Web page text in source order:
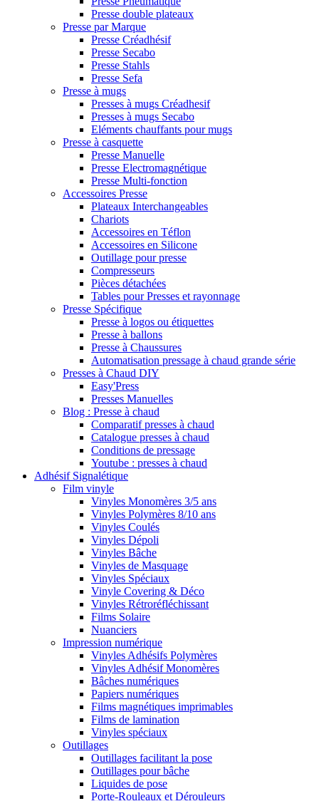
Presse double plateaux
Presse par Marque
Presse Créadhésif
Presse Secabo
Presse Stahls
Presse Sefa
Presse à mugs
Presses à mugs Créadhesif
Presses à mugs Secabo
Eléments chauffants pour mugs
Presse à casquette
Presse Manuelle
Presse Electromagnétique
Presse Multi-fonction
Accessoires Presse
Plateaux Interchangeables
Chariots
Accessoires en Téflon
Accessoires en Silicone
Outillage pour presse
Compresseurs
Pièces détachées
Tables pour Presses et rayonnage
Presse Spécifique
Presse à logos ou étiquettes
Presse à ballons
Presse à Chaussures
Automatisation pressage à chaud grande série
Presses à Chaud DIY
Easy'Press
Presses Manuelles
Blog : Presse à chaud
Comparatif presses à chaud
Catalogue presses à chaud
Conditions de pressage
Youtube : presses à chaud
Adhésif Signalétique
Film vinyle
Vinyles Monomères 3/5 ans
Vinyles Polymères 8/10 ans
Vinyles Coulés
Vinyles Dépoli
Vinyles Bâche
Vinyles de Masquage
Vinyles Spéciaux
Vinyle Covering & Déco
Vinyles Rétroréfléchissant
Films Solaire
Nuanciers
Impression numérique
Vinyles Adhésifs Polymères
Vinyles Adhésif Monomères
Bâches numériques
Papiers numériques
Films magnétiques imprimables
Films de lamination
Vinyles spéciaux
Outillages
Outillages facilitant la pose
Outillages pour bâche
Liquides de pose
Porte-Rouleaux et Dérouleurs